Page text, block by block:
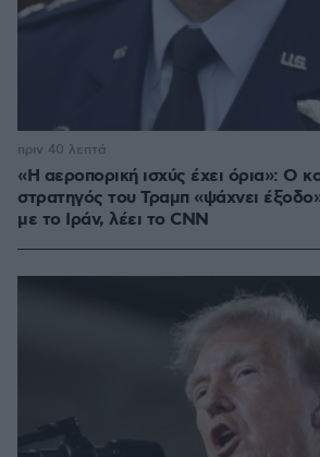
«Η αεροπορική ισχύς έχει όρια»: Ο
στρατηγός του Τραμπ «ψάχνει
με το Ιράν, λέει το CNN
πριν 40 λεπτά